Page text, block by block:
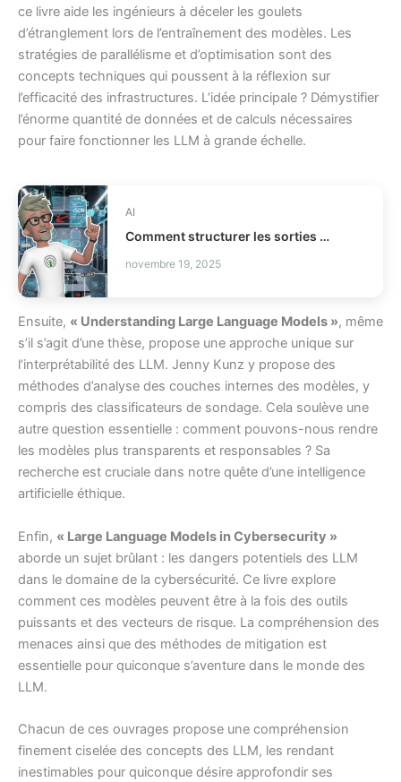
ce livre aide les ingénieurs à déceler les goulets
d’étranglement lors de l’entraînement des modèles. Les
stratégies de parallélisme et d’optimisation sont des
concepts techniques qui poussent à la réflexion sur
l’efficacité des infrastructures. L’idée principale ? Démystifier
l’énorme quantité de données et de calculs nécessaires
pour faire fonctionner les LLM à grande échelle.
AI
Comment structurer les sorties LLM avec Outlines ?
novembre 19, 2025
Ensuite, « Understanding Large Language Models », même
s’il s’agit d’une thèse, propose une approche unique sur
l’interprétabilité des LLM. Jenny Kunz y propose des
méthodes d’analyse des couches internes des modèles, y
compris des classificateurs de sondage. Cela soulève une
autre question essentielle : comment pouvons-nous rendre
les modèles plus transparents et responsables ? Sa
recherche est cruciale dans notre quête d’une intelligence
artificielle éthique.
Enfin, « Large Language Models in Cybersecurity »
aborde un sujet brûlant : les dangers potentiels des LLM
dans le domaine de la cybersécurité. Ce livre explore
comment ces modèles peuvent être à la fois des outils
puissants et des vecteurs de risque. La compréhension des
menaces ainsi que des méthodes de mitigation est
essentielle pour quiconque s’aventure dans le monde des
LLM.
Chacun de ces ouvrages propose une compréhension
finement ciselée des concepts des LLM, les rendant
inestimables pour quiconque désire approfondir ses